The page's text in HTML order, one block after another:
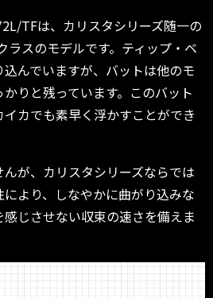
TFは、カリスタシリーズ随一の
ラスのモデルです。ティップ・ベ
んでいますが、バットは他のモ
りと残っています。このバット
カでも素早く浮かすことができ
が、カリスタシリーズならでは
より、しなやかに曲がり込みな
じさせない収束の速さを備えま